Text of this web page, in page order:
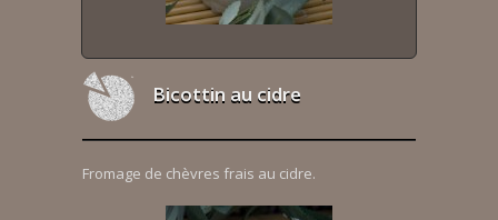
Bicottin au cidre
Fromage de chèvres frais au cidre.